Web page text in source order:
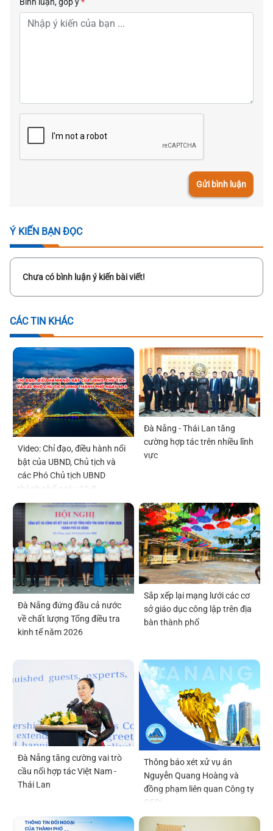
Bình luận, góp ý*
Gửi bình luận
Ý KIẾN BẠN ĐỌC
Chưa có bình luận ý kiến bài viết!
CÁC TIN KHÁC
Video: Chỉ đạo, điều hành nổi
bật của UBND, Chủ tịch và
các Phó Chủ tịch UBND
thành phố ngày 10-8
Đà Nẵng - Thái Lan tăng
cường hợp tác trên nhiều lĩnh
vực
Đà Nẵng đứng đầu cả nước
về chất lượng Tổng điều tra
kinh tế năm 2026
Sắp xếp lại mạng lưới các cơ
sở giáo dục công lập trên địa
bàn thành phố
Đà Nẵng tăng cường vai trò
cầu nối hợp tác Việt Nam -
Thái Lan
Thông báo xét xử vụ án
Nguyễn Quang Hoàng và
đồng phạm liên quan Công ty
GFDI